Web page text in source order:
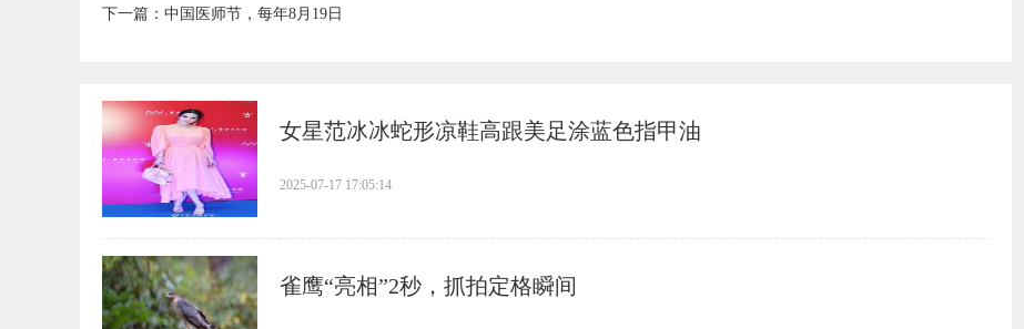
下一篇： ​中国医师节，每年8月19日
​女星范冰冰蛇形凉鞋高跟美足涂蓝色指甲油
2025-07-17 17:05:14
​雀鹰“亮相”2秒，抓拍定格瞬间